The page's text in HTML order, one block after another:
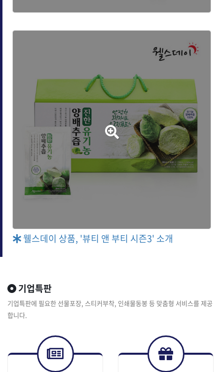
웰스데이 상품, '뷰티 앤 부티 시즌3' 소개
기업특판
기업특판에 필요한 선물포장, 스티커부착, 인쇄물동봉 등 맞춤형 서비스를 제공
합니다.